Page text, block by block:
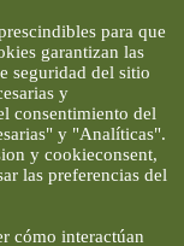
para que
garantizan las
seguridad del sitio
y
consentimiento del
y "Analíticas".
y cookieconsent,
las preferencias del
cómo interactúan